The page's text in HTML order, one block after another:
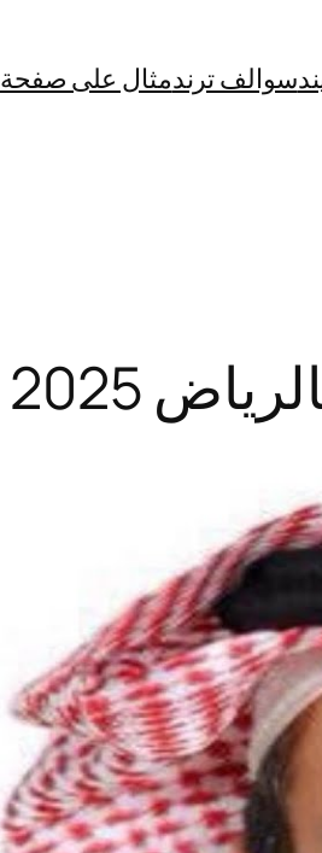
سوالف ترندمثال على صفحة
2025